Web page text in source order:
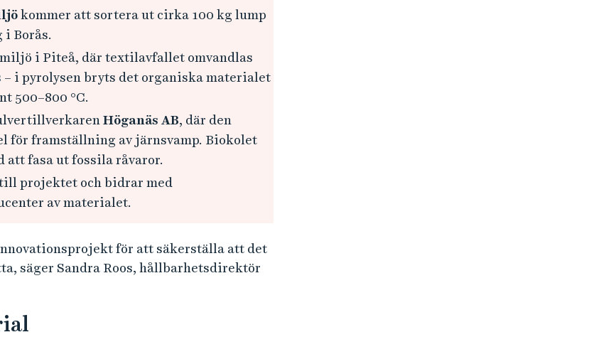
kommer att sortera ut cirka 100 kg lump
Borås.
i Piteå, där textilavfallet omvandlas
i pyrolysen bryts det organiska materialet
500–800 °C.
Höganäs AB, där den
för framställning av järnsvamp. Biokolet
att fasa ut fossila råvaror.
projektet och bidrar med
av materialet.
för att säkerställa att det
säger Sandra Roos, hållbarhetsdirektör